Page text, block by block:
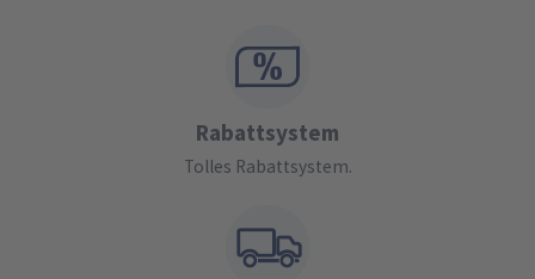
Rabattsystem
Tolles Rabattsystem.